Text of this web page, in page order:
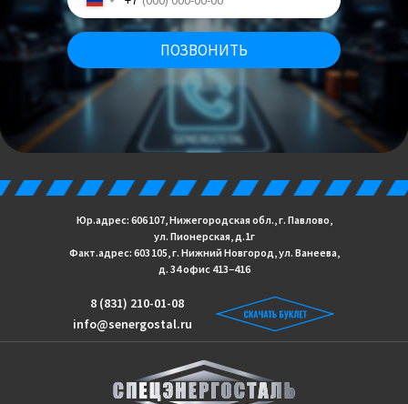
ПОЗВОНИТЬ
info@senergostal.ru
8 (831) 210-01-08
Юр.адрес: 606 107, Нижегородская обл., г. Павлово,
ул. Пионерская, д.1г
Факт.адрес: 603 105, г. Нижний Новгород, ул. Ванеева,
д. 34 офис 413−416